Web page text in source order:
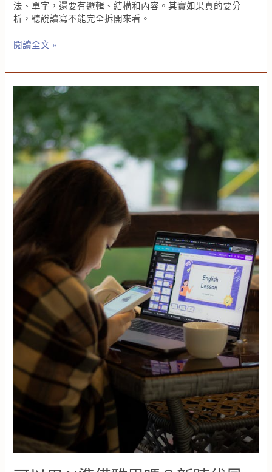
法、單字，還要有邏輯、結構和內容。其實如果真的要分
析，聽說讀寫不能完全拆開來看。
英
聽
一
個
最
雅
思
高
生
都
四
技
練
邏
輯
｜
文
閱讀全文 »